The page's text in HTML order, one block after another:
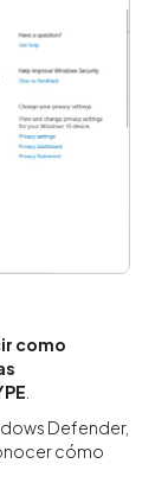
como
Defender,
cómo